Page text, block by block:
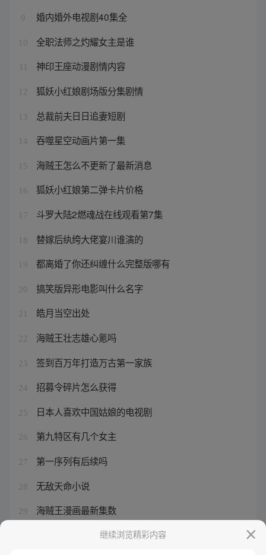
9 婚内婚外电视剧40集全
10 全职法师之灼耀女主是谁
神印王座动漫剧情内容
12 狐妖小红娘剧场版分集剧情
13 总裁前夫日日追妻短剧
14 吞噬星空动画片第一集
15 海贼王怎么不更新了最新消息
16 狐妖小红娘第二弹卡片价格
17 斗罗大陆2燃魂战在线观看第7集
18 替嫁后纨绔大佬宴川谁演的
19 都离婚了你还纠缠什么完整版哪有
20 搞笑版异形电影叫什么名字
21 皓月当空出处
22 海贼王壮志雄心氪吗
23 签到百万年打造万古第一家族
24 招募令碎片怎么获得
25 日本人喜欢中国姑娘的电视剧
26 第九特区有几个女主
27 第一序列有后续吗
28 无敌天命小说
29 海贼王漫画最新集数
继续浏览精彩内容